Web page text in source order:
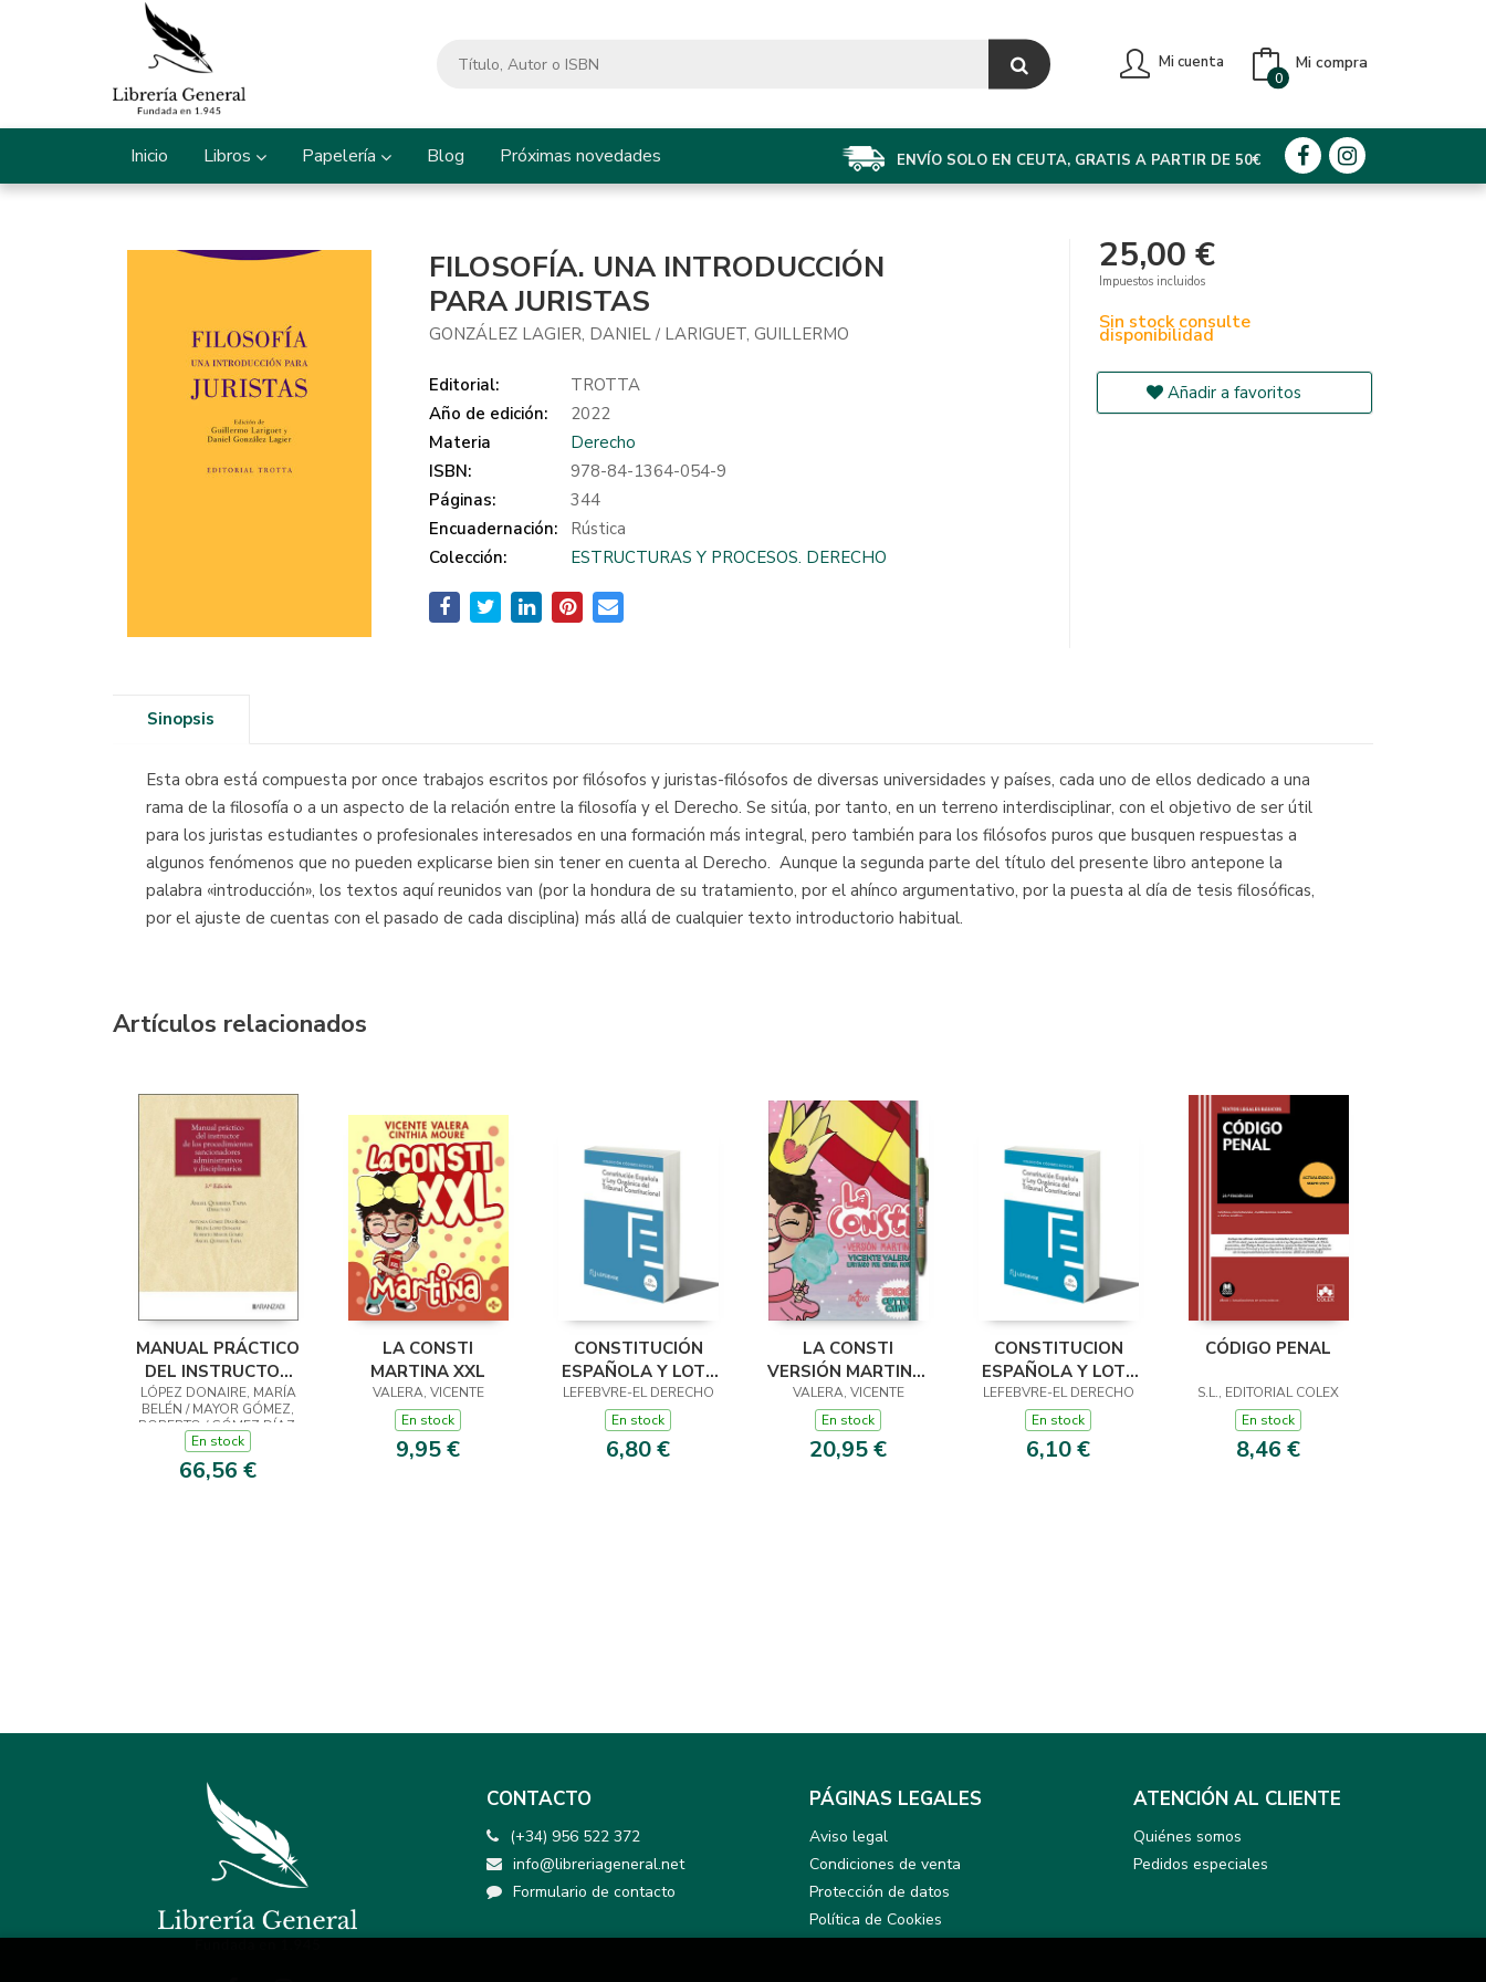
Mi cuenta Mi compra
0
Inicio Libros Papelería Blog Próximas novedades ENVÍO SOLO EN CEUTA, GRATIS A PARTIR DE 50€
FILOSOFÍA. UNA INTRODUCCIÓN
PARA JURISTAS
GONZÁLEZ LAGIER, DANIEL / LARIGUET, GUILLERMO
Editorial:
TROTTA
Año de edición:
2022
Materia
Derecho
ISBN:
978-84-1364-054-9
Páginas:
344
Encuadernación:
Rústica
Colección:
ESTRUCTURAS Y PROCESOS. DERECHO
25,00 €
Impuestos incluidos
Sin stock consulte
disponibilidad
Añadir a favoritos
Sinopsis
Esta obra está compuesta por once trabajos escritos por filósofos y juristas-filósofos de diversas universidades y países, cada uno de ellos dedicado a una
rama de la filosofía o a un aspecto de la relación entre la filosofía y el Derecho. Se sitúa, por tanto, en un terreno interdisciplinar, con el objetivo de ser útil
para los juristas estudiantes o profesionales interesados en una formación más integral, pero también para los filósofos puros que busquen respuestas a
algunos fenómenos que no pueden explicarse bien sin tener en cuenta al Derecho. Aunque la segunda parte del título del presente libro antepone la
palabra «introducción», los textos aquí reunidos van (por la hondura de su tratamiento, por el ahínco argumentativo, por la puesta al día de tesis filosóficas,
por el ajuste de cuentas con el pasado de cada disciplina) más allá de cualquier texto introductorio habitual.
Artículos relacionados
MANUAL PRÁCTICO
DEL INSTRUCTOR
DE LOS
PROCEDIMIENTOS
SANCIONADORES
ADMINISTRATIV
LÓPEZ DONAIRE, MARÍA
BELÉN / MAYOR GÓMEZ,
ROBERTO / GÓMEZ DÍAZ,
ANTONIA
En stock
66,56 €
LA CONSTI
MARTINA XXL
VALERA, VICENTE
En stock
9,95 €
CONSTITUCIÓN
ESPAÑOLA Y LOTC
12ª EDC.
LEFEBVRE-EL DERECHO
En stock
6,80 €
LA CONSTI
VERSIÓN MARTINA.
EDICIÓN COTTON
CANDY
VALERA, VICENTE
En stock
20,95 €
CONSTITUCION
ESPAÑOLA Y LOTC
10ª EDC.
LEFEBVRE-EL DERECHO
En stock
6,10 €
CÓDIGO PENAL
S.L., EDITORIAL COLEX
En stock
8,46 €
CONTACTO
(+34) 956 522 372
info@libreriageneral.net
Formulario de contacto
PÁGINAS LEGALES
Aviso legal
Condiciones de venta
Protección de datos
Política de Cookies
ATENCIÓN AL CLIENTE
Quiénes somos
Pedidos especiales